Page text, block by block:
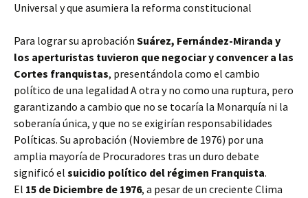
Universal y que asumiera la reforma constitucional
Para lograr su aprobación Suárez, Fernández-Miranda y
los aperturistas tuvieron que negociar y convencer a las
Cortes franquistas, presentándola como el cambio
político de una legalidad A otra y no como una ruptura, pero
garantizando a cambio que no se tocaría la Monarquía ni la
soberanía única, y que no se exigirían responsabilidades
Políticas. Su aprobación (Noviembre de 1976) por una
amplia mayoría de Procuradores tras un duro debate
significó el suicidio político del régimen Franquista.
El 15 de Diciembre de 1976, a pesar de un creciente Clima